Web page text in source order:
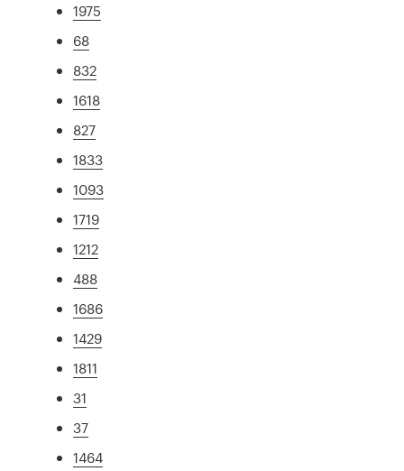
1975
68
832
1618
827
1833
1093
1719
1212
488
1686
1429
1811
31
37
1464